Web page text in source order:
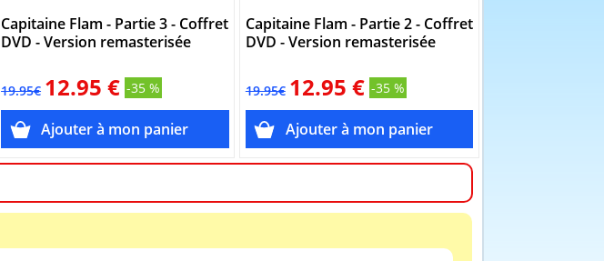
Capitaine Flam - Partie 3 - Coffret
DVD - Version remasterisée
19.95€ 12.95 € -35 %
Capitaine Flam - Partie 2 - Coffret
DVD - Version remasterisée
19.95€ 12.95 € -35 %